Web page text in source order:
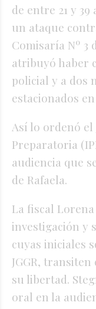
de entre 21 y
un ataque
Comisaría Nº 3
atribuyó haber
policial y a dos
estacionados
Así lo ordenó
Preparatoria
audiencia que
de Rafaela.
La fiscal
investigación y
cuyas iniciales
JGGR,
su libertad.
oral en la